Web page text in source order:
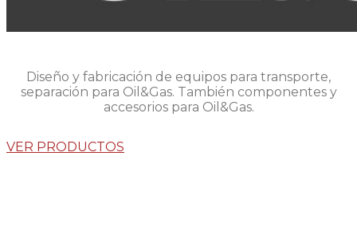
Diseño y fabricación de equipos para transporte,
separación para Oil&Gas. También componentes y
accesorios para Oil&Gas.
VER PRODUCTOS